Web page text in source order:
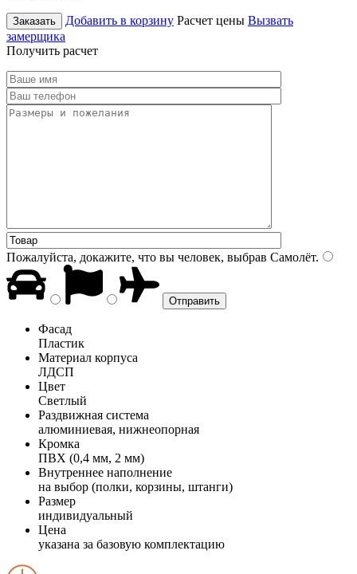
Заказать Добавить в корзину Расчет цены Вызвать
замерщика
Получить расчет
Пожалуйста, докажите, что вы человек, выбрав Самолёт.
Фасад
Пластик
Материал корпуса
ЛДСП
Цвет
Светлый
Раздвижная система
алюминиевая, нижнеопорная
Кромка
ПВХ (0,4 мм, 2 мм)
Внутреннее наполнение
на выбор (полки, корзины, штанги)
Размер
индивидуальный
Цена
указана за базовую комплектацию